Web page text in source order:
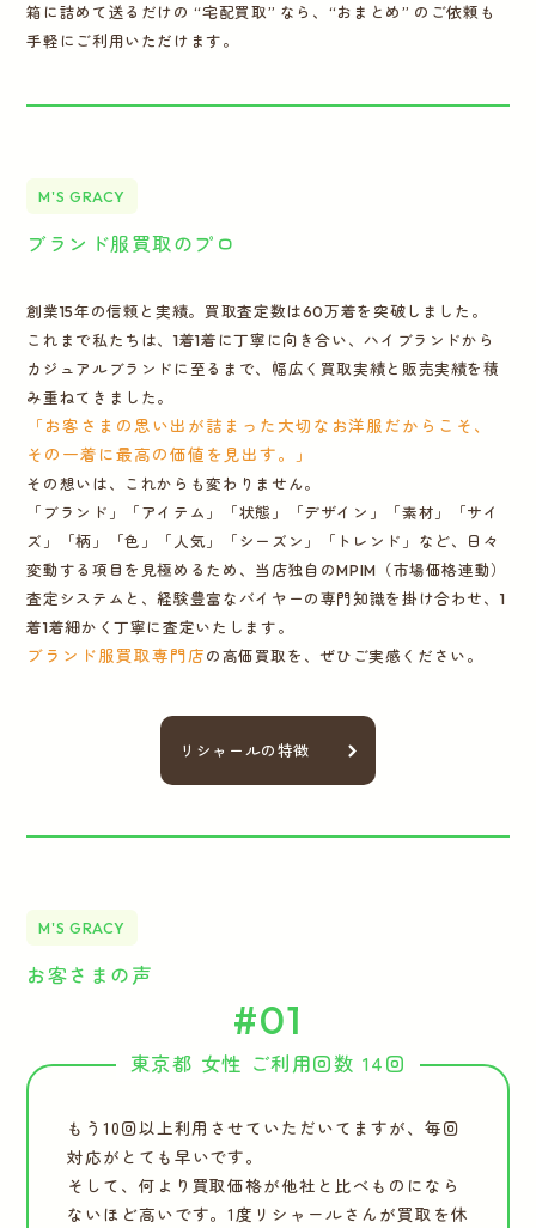
箱に詰めて送るだけの “宅配買取” なら、“おまとめ” のご依頼も
手軽にご利用いただけます。
M'S GRACY
ブランド服買取のプロ
創業15年の信頼と実績。買取査定数は60万着を突破しました。
これまで私たちは、1着1着に丁寧に向き合い、ハイブランドから
カジュアルブランドに至るまで、幅広く買取実績と販売実績を積
み重ねてきました。
「お客さまの思い出が詰まった大切なお洋服だからこそ、
その一着に最高の価値を見出す。」
その想いは、これからも変わりません。
「ブランド」「アイテム」「状態」「デザイン」「素材」「サイ
ズ」「柄」「色」「人気」「シーズン」「トレンド」など、日々
変動する項目を見極めるため、当店独自のMPIM（市場価格連動）
査定システムと、経験豊富なバイヤーの専門知識を掛け合わせ、1
着1着細かく丁寧に査定いたします。
ブランド服買取専門店の高価買取を、ぜひご実感ください。
リシャールの特徴
M'S GRACY
お客さまの声
#01
東京都 女性 ご利用回数 14回
もう10回以上利用させていただいてますが、毎回
対応がとても早いです。
そして、何より買取価格が他社と比べものになら
ないほど高いです。1度リシャールさんが買取を休